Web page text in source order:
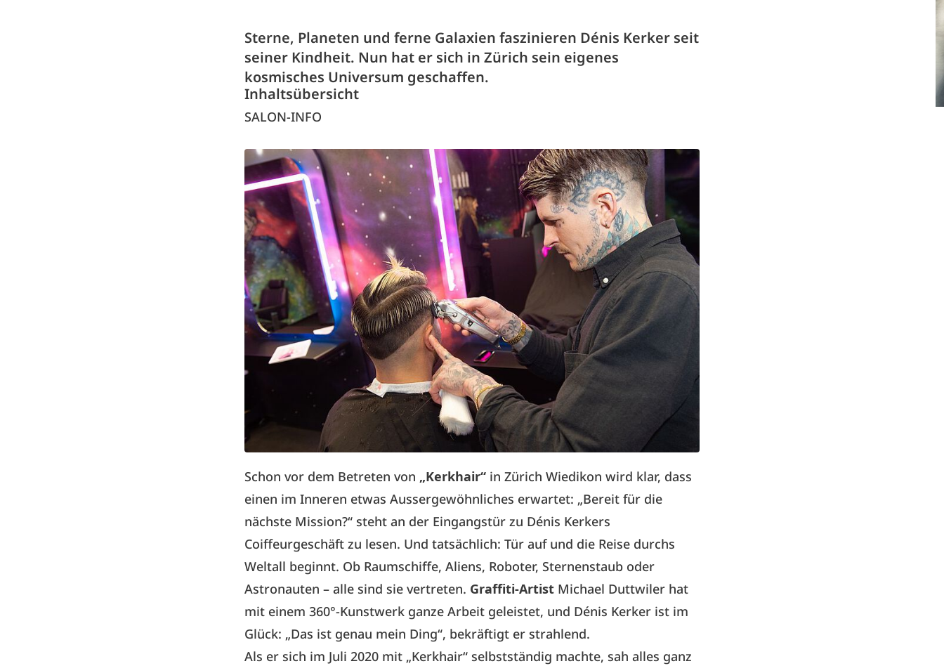
Sterne, Planeten und ferne Galaxien faszinieren Dénis Kerker seit
seiner Kindheit. Nun hat er sich in Zürich sein eigenes
kosmisches Universum geschaffen.
Inhaltsübersicht
SALON-INFO
Schon vor dem Betreten von „Kerkhair“ in Zürich Wiedikon wird klar, dass
einen im Inneren etwas Aussergewöhnliches erwartet: „Bereit für die
nächste Mission?“ steht an der Eingangstür zu Dénis Kerkers
Coiffeurgeschäft zu lesen. Und tatsächlich: Tür auf und die Reise durchs
Weltall beginnt. Ob Raumschiffe, Aliens, Roboter, Sternenstaub oder
Astronauten – alle sind sie vertreten. Graffiti-Artist Michael Duttwiler hat
mit einem 360°-Kunstwerk ganze Arbeit geleistet, und Dénis Kerker ist im
Glück: „Das ist genau mein Ding“, bekräftigt er strahlend.
Als er sich im Juli 2020 mit „Kerkhair“ selbstständig machte, sah alles ganz